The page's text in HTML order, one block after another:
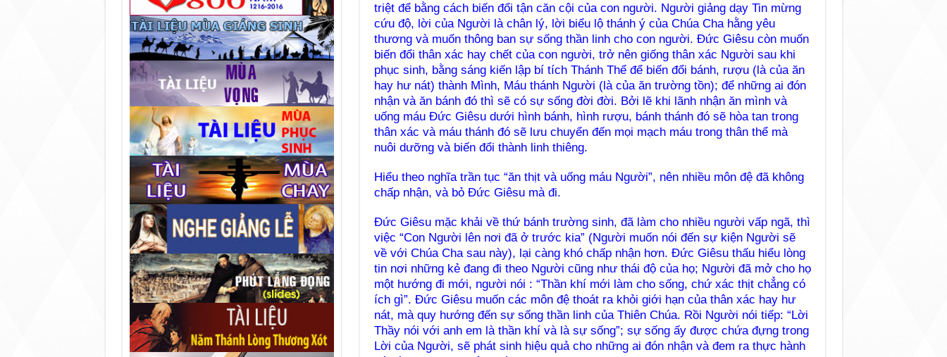
triệt để bằng cách biến đổi tận căn cội của con người. Người giảng dạy Tin mừng
cứu độ, lời của Người là chân lý, lời biểu lộ thánh ý của Chúa Cha hằng yêu
thương và muốn thông ban sự sống thần linh cho con người. Đức Giêsu còn muốn
biến đổi thân xác hay chết của con người, trở nên giống thân xác Người sau khi
phục sinh, bằng sáng kiến lập bí tích Thánh Thể để biến đổi bánh, rượu (là của ăn
hay hư nát) thành Mình, Máu thánh Người (là của ăn trường tồn); để những ai đón
nhận và ăn bánh đó thì sẽ có sự sống đời đời. Bởi lẽ khi lãnh nhận ăn mình và
uống máu Đức Giêsu dưới hình bánh, hình rượu, bánh thánh đó sẽ hòa tan trong
thân xác và máu thánh đó sẽ lưu chuyển đến mọi mạch máu trong thân thể mà
nuôi dưỡng và biến đổi thành linh thiêng.
Hiểu theo nghĩa trần tục “ăn thịt và uống máu Người”, nên nhiều môn đệ đã không
chấp nhận, và bỏ Đức Giêsu mà đi.
Đức Giêsu mặc khải về thứ bánh trường sinh, đã làm cho nhiều người vấp ngã, thì
việc “Con Người lên nơi đã ở trước kia” (Người muốn nói đến sự kiện Người sẽ
về với Chúa Cha sau này), lại càng khó chấp nhận hơn. Đức Giêsu thấu hiểu lòng
tin nơi những kẻ đang đi theo Người cũng như thái độ của họ; Người đã mở cho họ
một hướng đi mới, người nói : “Thần khí mới làm cho sống, chứ xác thịt chẳng có
ích gì”. Đức Giêsu muốn các môn đệ thoát ra khỏi giới hạn của thân xác hay hư
nát, mà quy hướng đến sự sống thần linh của Thiên Chúa. Rồi Người nói tiếp: “Lời
Thầy nói với anh em là thần khí và là sự sống”; sự sống ấy được chứa đựng trong
Lời của Người, sẽ phát sinh hiệu quả cho những ai đón nhận và đem ra thực hành